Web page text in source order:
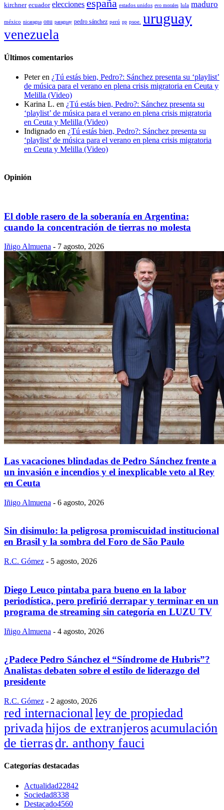
kirchner ecuador elecciones españa estados unidos evo morales lula maduro
méxico nicaragua onu paraguay pedro sánchez perú pp psoe. uruguay
venezuela
Últimos comentarios
Peteren ¿Tú estás bien, Pedro?: Sánchez presenta su ‘playlist’
de música para el verano en plena crisis migratoria en Ceuta y
Melilla (Video)
Karina L. en ¿Tú estás bien, Pedro?: Sánchez presenta su
‘playlist’ de música para el verano en plena crisis migratoria
en Ceuta y Melilla (Video)
Indignado en ¿Tú estás bien, Pedro?: Sánchez presenta su
‘playlist’ de música para el verano en plena crisis migratoria
en Ceuta y Melilla (Video)
Opinión
El doble rasero de la soberanía en Argentina:
cuando la concentración de tierras no molesta
Iñigo Almuena - 7 agosto, 2026
Las vacaciones blindadas de Pedro Sánchez frente a
un invasión e incendios y el inexplicable veto al Rey
en Ceuta
Iñigo Almuena - 6 agosto, 2026
Sin disimulo: la peligrosa promiscuidad institucional
en Brasil y la sombra del Foro de São Paulo
R.C. Gómez - 5 agosto, 2026
Diego Leuco pintaba para bueno en la labor
periodística, pero prefirió derrapar y terminar en un
programa de streaming sin categoría en LUZU TV
Iñigo Almuena - 4 agosto, 2026
¿Padece Pedro Sánchez el “Síndrome de Hubris”?
Analistas debaten sobre el estilo de liderazgo del
presidente
R.C. Gómez - 2 agosto, 2026
red internacionalley de propiedad
privadahijos de extranjerosacumulación
de tierrasdr. anthony fauci
Categorías destacadas
Actualidad22842
Sociedad8338
Destacado4560